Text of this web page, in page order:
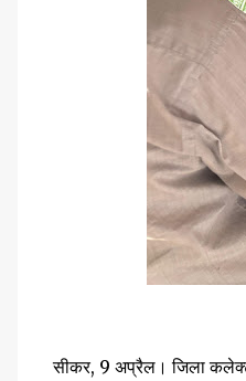
सीकर, 9 अप्रैल। जिला कलेक्टर